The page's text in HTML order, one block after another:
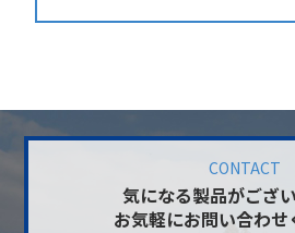
CONTACT
気になる製品がござ
お気軽にお問い合わせ